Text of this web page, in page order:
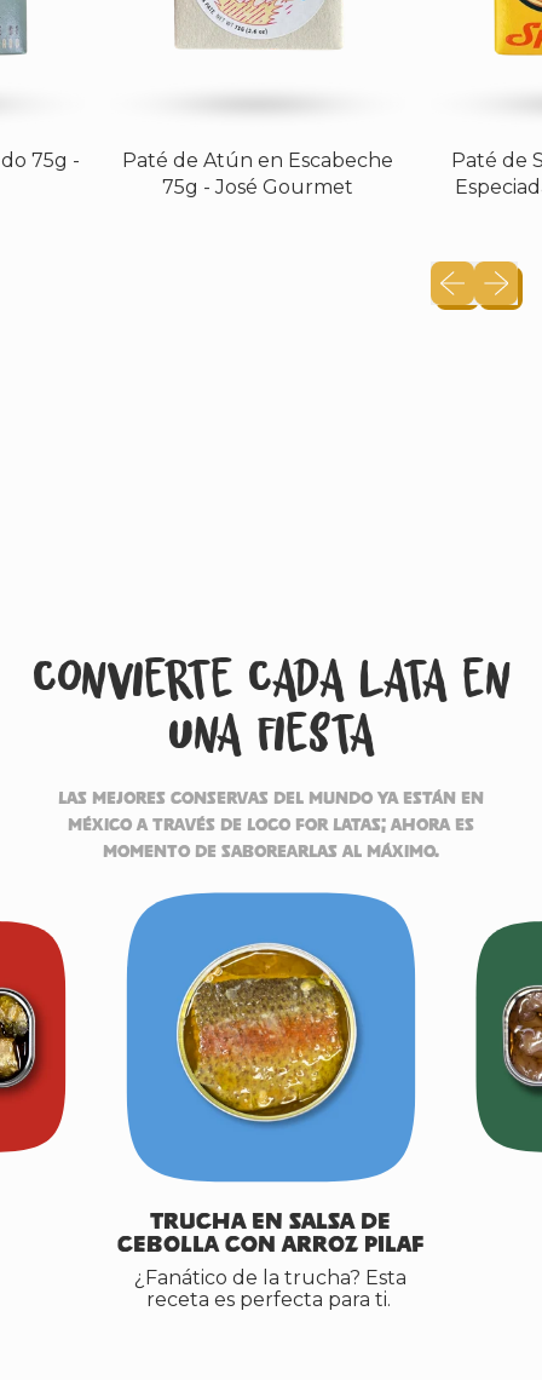
-
Paté de Atún en Escabeche
75g - José Gourmet
Paté de
Especiada
Convierte Cada Lata en
una Fiesta
Las mejores conservas del mundo ya están en
México a través de Loco for Latas; ahora es
momento de saborearlas al máximo.
Trucha en Salsa de
Cebolla con Arroz Pilaf
¿Fanático de la trucha? Esta
receta es perfecta para ti.